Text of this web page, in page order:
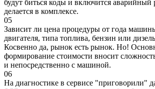
будут биться коды и включится
делается в комплексе.
05
Зависит ли цена процедуры от года
двигателя, типа топлива, бензин или
Косвенно да, рынок есть рынок. Но!
формирование стоимости вносит
и непосредственно с машиной.
06
На диагностике в сервисе "приговорили"